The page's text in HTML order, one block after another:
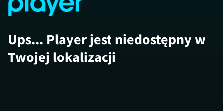
Ups... Player jest niedostępny w
Twojej lokalizacji